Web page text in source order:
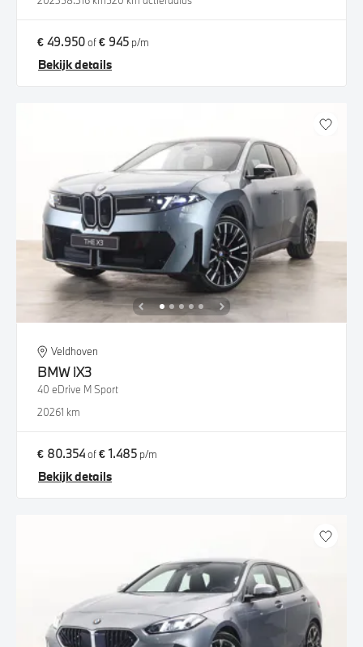
€ 49.950of€ 945 p/m
Bekijk details
Veldhoven
BMW iX3
40 eDrive M Sport
20261 km
€ 80.354of€ 1.485 p/m
Bekijk details